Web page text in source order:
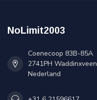
NoLimit2003
Coenecoop 83B-85A
2741PH Waddinxveen
Nederland